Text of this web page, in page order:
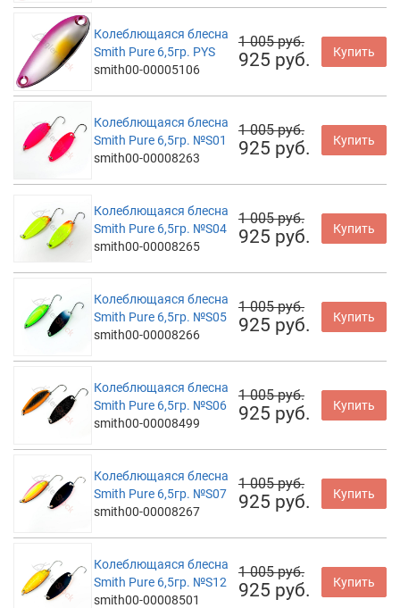
Колеблющаяся блесна
Smith Pure 6,5гр. PYS
smith00-00005106
1 005 руб.
925 руб. Купить
Колеблющаяся блесна
Smith Pure 6,5гр. №S01
smith00-00008263
1 005 руб.
925 руб. Купить
Колеблющаяся блесна
Smith Pure 6,5гр. №S04
smith00-00008265
1 005 руб.
925 руб. Купить
Колеблющаяся блесна
Smith Pure 6,5гр. №S05
smith00-00008266
1 005 руб.
925 руб. Купить
Колеблющаяся блесна
Smith Pure 6,5гр. №S06
smith00-00008499
1 005 руб.
925 руб. Купить
Колеблющаяся блесна
Smith Pure 6,5гр. №S07
smith00-00008267
1 005 руб.
925 руб. Купить
Колеблющаяся блесна
Smith Pure 6,5гр. №S12
smith00-00008501
1 005 руб.
925 руб. Купить